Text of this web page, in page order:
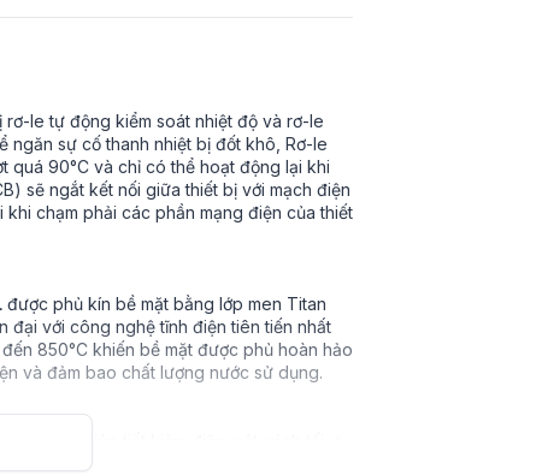
le tự động kiểm soát nhiệt độ và rơ-le
ngăn sự cố thanh nhiệt bị đốt khô, Rơ-le
90°C và chỉ có thể hoạt động lại khi
sẽ ngắt kết nối giữa thiết bị với mạch điện
chạm phải các phần mạng điện của thiết
được phủ kín bề mặt bằng lớp men Titan
đại với công nghệ tĩnh điện tiên tiến nhất
850°C khiến bề mặt được phủ hoàn hảo
và đảm bao chất lượng nước sử dụng.
biệt để giúp tiết kiệm điện một cách tối ưu
tổng hợp Polyurethane đậm đặc không